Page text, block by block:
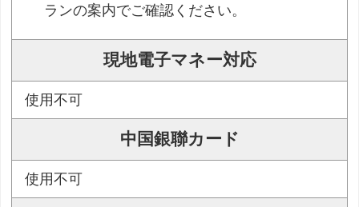
ランの案内でご確認ください。
現地電子マネー対応
使用不可
中国銀聯カード
使用不可